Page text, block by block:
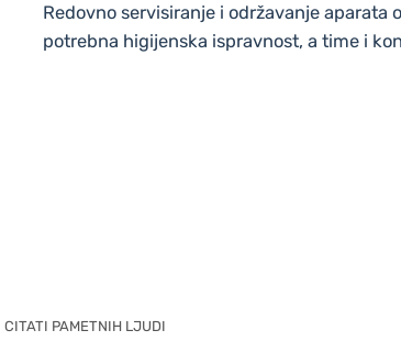
Redovno servisiranje i održavanje
potrebna higijenska ispravnost, a time i
CITATI PAMETNIH LJUDI